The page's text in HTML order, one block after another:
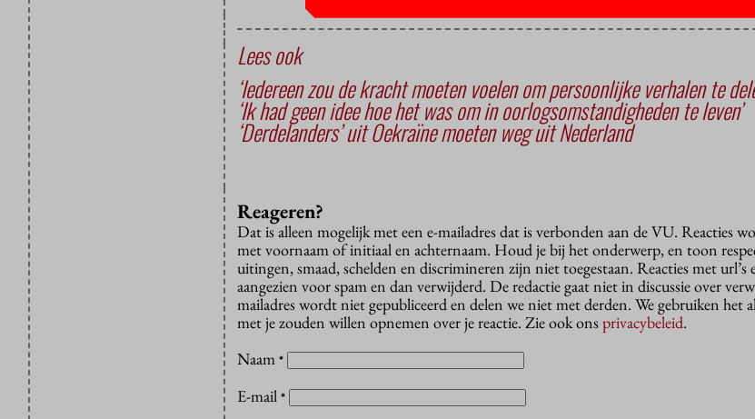
Lees ook
‘Iedereen zou de kracht moeten voelen om persoonlijke verhalen te
‘Ik had geen idee hoe het was om in oorlogsomstandigheden te leven’
‘Derdelanders’ uit Oekraïne moeten weg uit Nederland
Reageren?
Dat is alleen mogelijk met een e-mailadres dat is verbonden aan de VU. Reacties
met voornaam of initiaal en achternaam. Houd je bij het onderwerp, en toon
uitingen, smaad, schelden en discrimineren zijn niet toegestaan. Reacties met url’s
aangezien voor spam en dan verwijderd. De redactie gaat niet in discussie over
mailadres wordt niet gepubliceerd en delen we niet met derden. We gebruiken het
met je zouden willen opnemen over je reactie. Zie ook onsprivacybeleid.
Naam *
E-mail *